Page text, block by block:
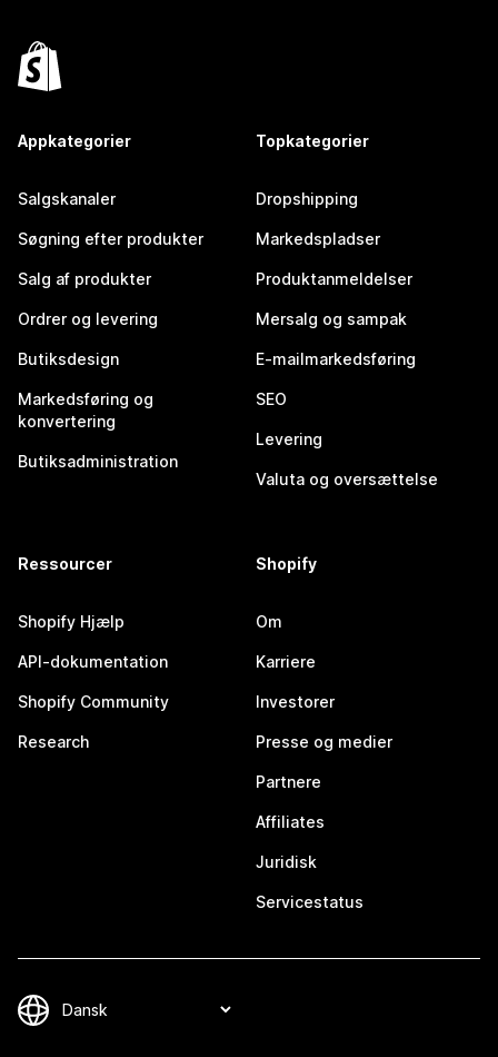
Appkategorier
Salgskanaler
Søgning efter produkter
Salg af produkter
Ordrer og levering
Butiksdesign
Markedsføring og
konvertering
Butiksadministration
Topkategorier
Dropshipping
Markedspladser
Produktanmeldelser
Mersalg og sampak
E-mailmarkedsføring
SEO
Levering
Valuta og oversættelse
Ressourcer
Shopify Hjælp
API-dokumentation
Shopify Community
Research
Shopify
Om
Karriere
Investorer
Presse og medier
Partnere
Affiliates
Juridisk
Servicestatus